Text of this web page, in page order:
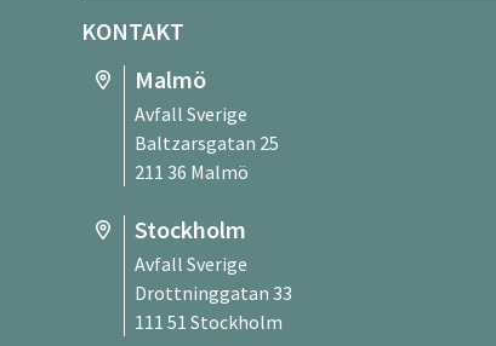
KONTAKT
Malmö
Avfall Sverige
Baltzarsgatan 25
211 36 Malmö
Stockholm
Avfall Sverige
Drottninggatan 33
111 51 Stockholm